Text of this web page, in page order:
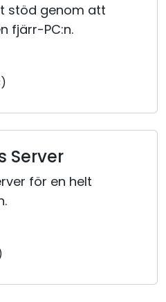
stöd genom att
fjärr-PC:n.
Server
för en helt